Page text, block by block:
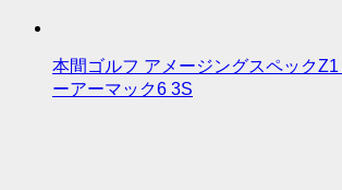
本間ゴルフ アメージングスペックZ1
ーアーマック6 3S